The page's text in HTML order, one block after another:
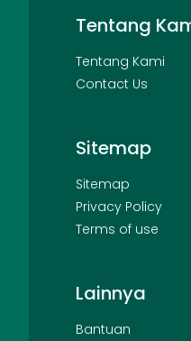
Tentang
Tentang Kami
Contact Us
Sitemap
Sitemap
Privacy Policy
Terms of use
Lainnya
Bantuan